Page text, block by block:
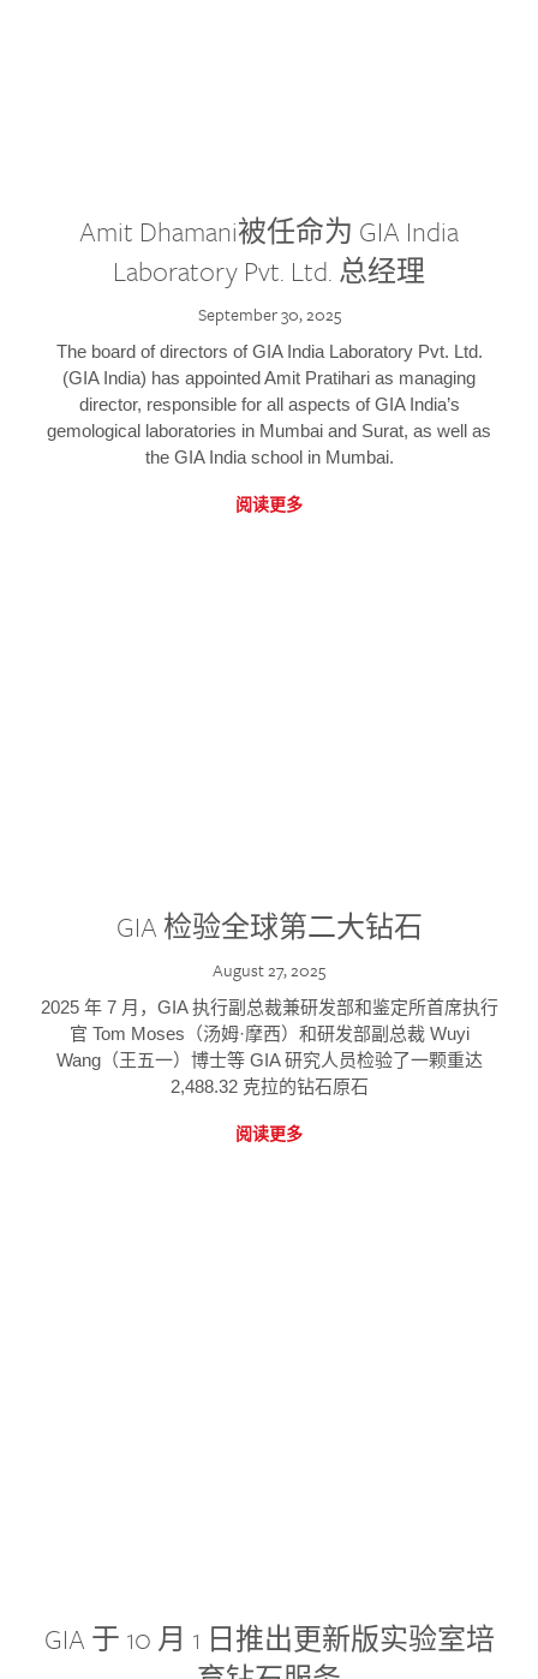
Amit Dhamani被任命为 GIA India
Laboratory Pvt. Ltd. 总经理
September 30, 2025
The board of directors of GIA India Laboratory Pvt. Ltd.
(GIA India) has appointed Amit Pratihari as managing
director, responsible for all aspects of GIA India’s
gemological laboratories in Mumbai and Surat, as well as
the GIA India school in Mumbai.
阅读更多
GIA 检验全球第二大钻石
August 27, 2025
2025 年 7 月，GIA 执行副总裁兼研发部和鉴定所首席执行
官 Tom Moses（汤姆·摩西）和研发部副总裁 Wuyi
Wang（王五一）博士等 GIA 研究人员检验了一颗重达
2,488.32 克拉的钻石原石
阅读更多
GIA 于 10 月 1 日推出更新版实验室培